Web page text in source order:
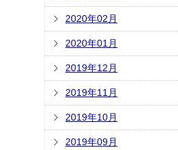
2020年02月
2020年01月
2019年12月
2019年11月
2019年10月
2019年09月